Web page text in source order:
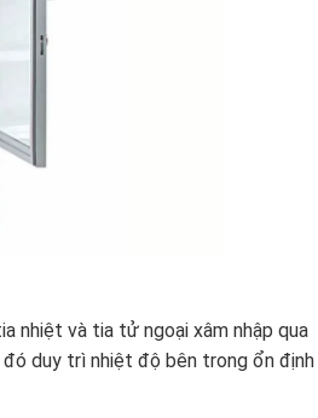
nhiệt và tia tử ngoại xâm nhập qua
duy trì nhiệt độ bên trong ổn định